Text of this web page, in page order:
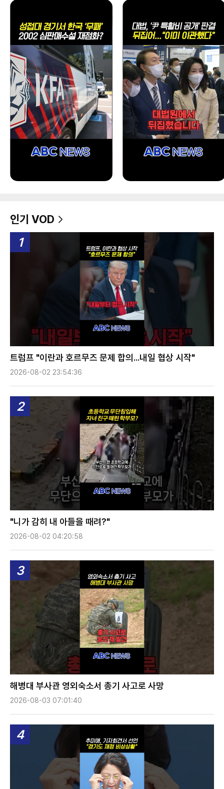
인기 VOD
1
트럼프 "이란과 호르무즈 문제 합의...내일 협상 시작"
2026-08-02 23:54:36
2
"니가 감히 내 아들을 때려?"
2026-08-02 04:20:58
3
해병대 부사관 영외숙소서 총기 사고로 사망
2026-08-03 07:01:40
4